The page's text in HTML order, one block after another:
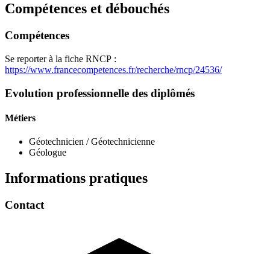
Compétences et débouchés
Compétences
Se reporter à la fiche RNCP :
https://www.francecompetences.fr/recherche/rncp/24536/
Evolution professionnelle des diplômés
Métiers
Géotechnicien / Géotechnicienne
Géologue
Informations pratiques
Contact